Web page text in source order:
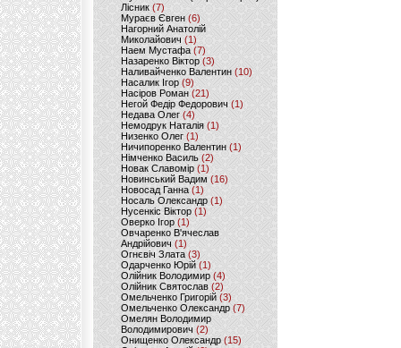
Лісник (7)
Мураєв Євген(6)
Нагорний Анатолій
Миколайович (1)
Наем Мустафа (7)
Назаренко Віктор (3)
Наливайченко Валентин (10)
Насалик Ігор(9)
Насіров Роман (21)
Негой Федір Федорович(1)
Недава Олег(4)
Немодрук Наталія(1)
Низенко Олег (1)
Ничипоренко Валентин (1)
Німченко Василь (2)
Новак Славомір (1)
Новинський Вадим (16)
Новосад Ганна (1)
Носаль Олександр (1)
Нусенкіс Віктор (1)
Оверко Ігор (1)
Овчаренко В'ячеслав
Андрійович(1)
Огнєвіч Злата (3)
Одарченко Юрій(1)
Олійник Володимир (4)
Олійник Святослав (2)
Омельченко Григорій (3)
Омельченко Олександр(7)
Омелян Володимир
Володимирович (2)
Онищенко Олександр (15)